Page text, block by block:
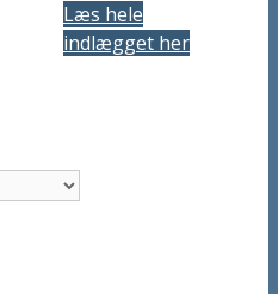
Læs hele
indlægget her